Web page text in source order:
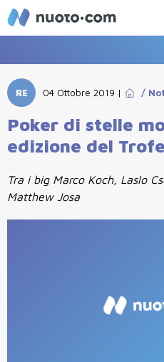
RE 04 Ottobre 2019 | /
Poker di stelle
edizione del
Tra i big Marco Koch, Laslo
Matthew Josa